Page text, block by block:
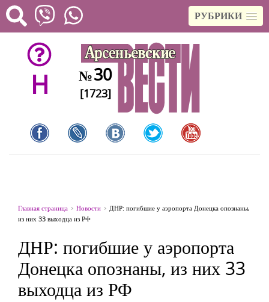
РУБРИКИ
H №30
[1723]
Главная страница Новости
ДНР: погибшие у аэропорта Донецка опознаны,
из них 33 выходца из РФ
ДНР: погибшие у аэропорта
Донецка опознаны, из них 33
выходца из РФ